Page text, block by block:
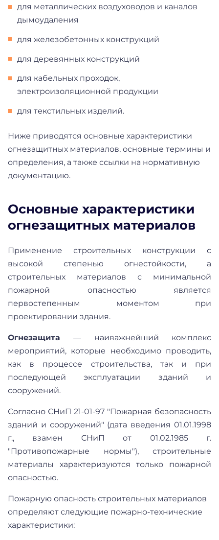
для металлических воздуховодов и каналов
дымоудаления
для железобетонных конструкций
для деревянных конструкций
для кабельных проходок,
электроизоляционной продукции
для текстильных изделий.
Ниже приводятся основные характеристики
огнезащитных материалов, основные термины и
определения, а также ссылки на нормативную
документацию.
Основные характеристики
огнезащитных материалов
Применение строительных конструкции с
высокой степенью огнестойкости, а
строительных материалов с минимальной
пожарной опасностью является
первостепенным моментом при
проектировании здания.
Огнезащита— наиважнейший комплекс
мероприятий, которые необходимо проводить,
как в процессе строительства, так и при
последующей эксплуатации зданий и
сооружений.
Согласно СНиП 21-01-97 "Пожарная безопасность
зданий и сооружений" (дата введения 01.01.1998
г., взамен СНиП от 01.02.1985 г.
"Противопожарные нормы"), строительные
материалы характеризуются только пожарной
опасностью.
Пожарную опасность строительных материалов
определяют следующие пожарно-технические
характеристики: